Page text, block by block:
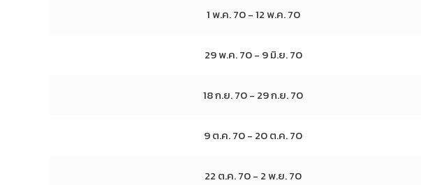
1 พ.ค. 70 - 12 พ.ค. 70
29 พ.ค. 70 - 9 มิ.ย. 70
18 ก.ย. 70 - 29 ก.ย. 70
9 ต.ค. 70 - 20 ต.ค. 70
22 ต.ค. 70 - 2 พ.ย. 70